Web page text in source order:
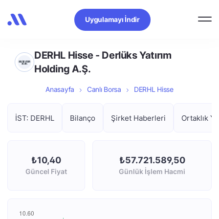
Uygulamayı İndir
DERHL Hisse - Derlüks Yatırım
Holding A.Ş.
Anasayfa Canlı Borsa DERHL Hisse
İST: DERHL Bilanço Şirket Haberleri Ortaklık
₺10,40
Güncel Fiyat
₺57.721.589,50
Günlük İşlem Hacmi